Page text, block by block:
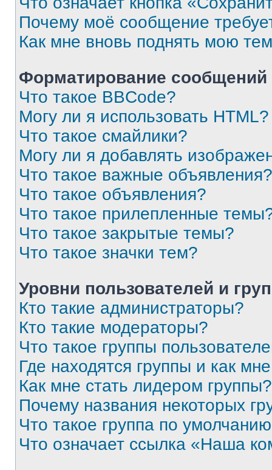
Почему моё сообщение
Как мне вновь поднять мою
Форматирование
Что такое BBCode?
Могу ли я использовать HTML?
Что такое смайлики?
Могу ли я добавлять
Что такое важные объявления?
Что такое объявления?
Что такое прилепленные
Что такое закрытые темы?
Что такое значки тем?
Уровни пользователей и
Кто такие администраторы?
Кто такие модераторы?
Что такое группы
Где находятся группы и как
Как мне стать лидером группы?
Почему названия некоторых
Что такое группа по
Что означает ссылка «Наша